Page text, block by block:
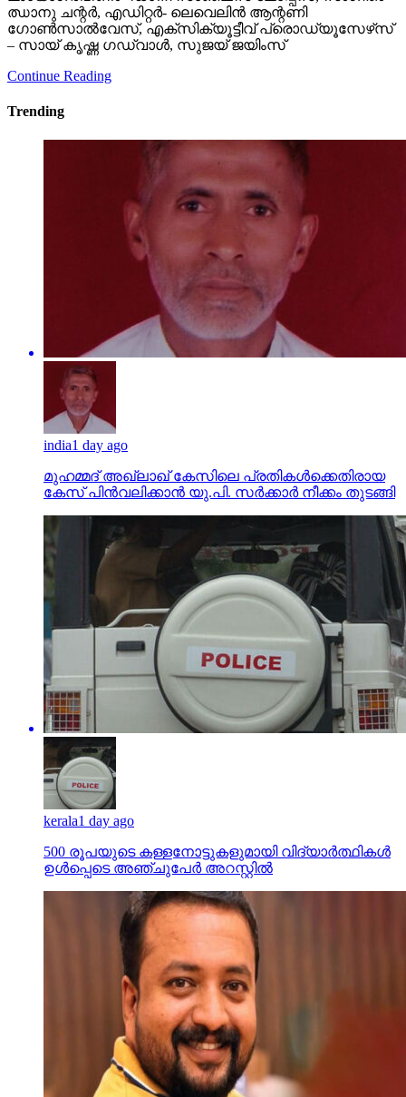
ഝാനു ചന്റര്‍, എഡിറ്റര്‍- ലെവെലിന്‍ ആന്റണി
ഗോണ്‍സാല്‍വേസ്, എക്‌സിക്യൂട്ടീവ് പ്രൊഡ്യൂസേഴ്‌സ്
– സായ് കൃഷ്ണ ഗഡ്വാള്‍, സുജയ് ജയിംസ്
Continue Reading
Trending
india1 day ago
മുഹമ്മദ് അഖ്‌ലാഖ് കേസിലെ പ്രതികള്‍ക്കെതിരായ
കേസ് പിന്‍വലിക്കാന്‍ യു.പി. സര്‍ക്കാര്‍ നീക്കം തുടങ്ങി
kerala1 day ago
500 രൂപയുടെ കള്ളനോട്ടുകളുമായി വിദ്യാര്‍ത്ഥികള്‍
ഉള്‍പ്പെടെ അഞ്ചുപേര്‍ അറസ്റ്റില്‍